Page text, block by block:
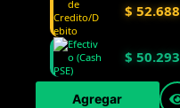
$ 52.688
$ 50.293
Agregar